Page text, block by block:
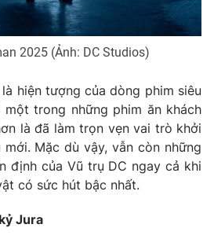
2025 (Ảnh: DC Studios)
hiện tượng của dòng phim siêu
một trong những phim ăn khách
là đã làm trọn vẹn vai trò khởi
Mặc dù vậy, vẫn còn những
định của Vũ trụ DC ngay cả khi
có sức hút bậc nhất.
Jura